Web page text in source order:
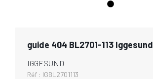
guide 404 BL2701-113 Iggesund
IGGESUND
Réf : IGBL2701113